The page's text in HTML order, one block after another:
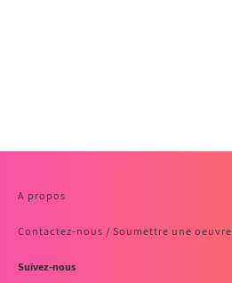
A propos
Contactez-nous / Soumettre une oeuvre
Suivez-nous